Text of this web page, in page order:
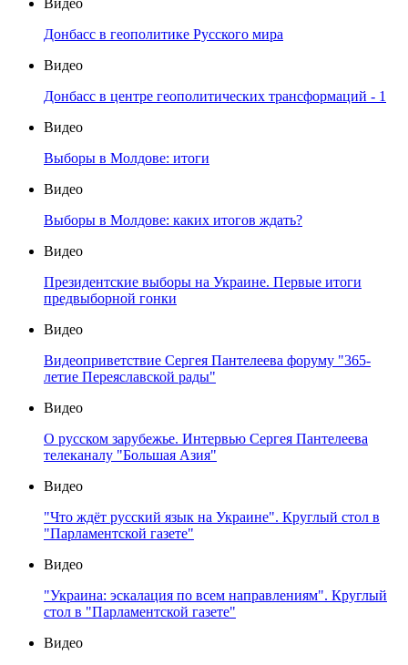
Видео
Донбасс в геополитике Русского мира
Видео
Донбасс в центре геополитических трансформаций - 1
Видео
Выборы в Молдове: итоги
Видео
Выборы в Молдове: каких итогов ждать?
Видео
Президентские выборы на Украине. Первые итоги
предвыборной гонки
Видео
Видеоприветствие Сергея Пантелеева форуму "365-
летие Переяславской рады"
Видео
О русском зарубежье. Интервью Сергея Пантелеева
телеканалу "Большая Азия"
Видео
"Что ждёт русский язык на Украине". Круглый стол в
"Парламентской газете"
Видео
"Украина: эскалация по всем направлениям". Круглый
стол в "Парламентской газете"
Видео